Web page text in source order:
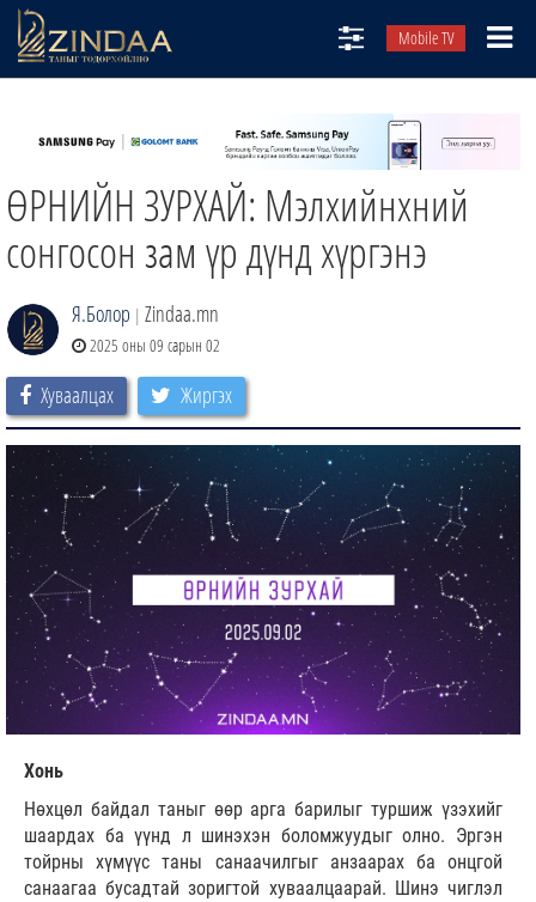
Mobile TV
ТВ8
ӨГЛӨӨНИЙ СОНИН
ӨРНИЙН ЗУРХАЙ: Мэлхийнхний
сонгосон зам үр дүнд хүргэнэ
Я.Болор | Zindaa.mn
2025 оны 09 сарын 02
Хуваалцах Жиргэх
Хонь
Нөхцөл байдал таныг өөр арга барилыг туршиж үзэхийг
шаардах ба үүнд л шинэхэн боломжуудыг олно. Эргэн
тойрны хүмүүс таны санаачилгыг анзаарах ба онцгой
санаагаа бусадтай зоригтой хуваалцаарай. Шинэ чиглэл